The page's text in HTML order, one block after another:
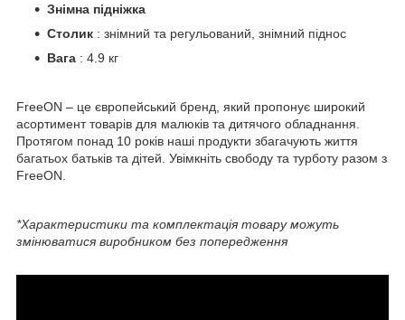
Знімна підніжка
Столик : знімний та регульований, знімний піднос
Вага : 4.9 кг
FreeON – це європейський бренд, який пропонує широкий
асортимент товарів для малюків та дитячого обладнання.
Протягом понад 10 років наші продукти збагачують життя
багатьох батьків та дітей. Увімкніть свободу та турботу разом з
FreeON.
*Характеристики та комплектація товару можуть
змінюватися виробником без попередження